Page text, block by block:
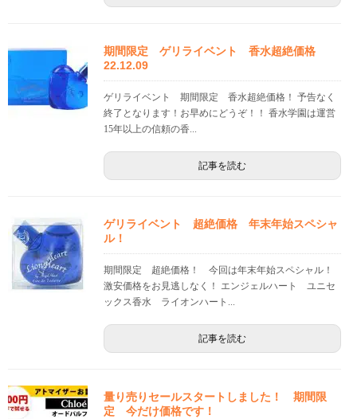
期間限定 ゲリライベント 香水超絶価格
22.12.09
ゲリライベント 期間限定 香水超絶価格！ 予告なく
終了となります！お早めにどうぞ！！ 香水学園は運営
15年以上の信頼の香...
記事を読む
ゲリライベント 超絶価格 年末年始スペシャ
ル！
期間限定 超絶価格！ 今回は年末年始スペシャル！
激安価格をお見逃しなく！ エンジェルハート ユニセ
ックス香水 ライオンハート...
記事を読む
量り売りセールスタートしました！ 期間限
定 今だけ価格です！